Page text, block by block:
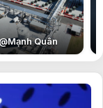
Mạnh Quân